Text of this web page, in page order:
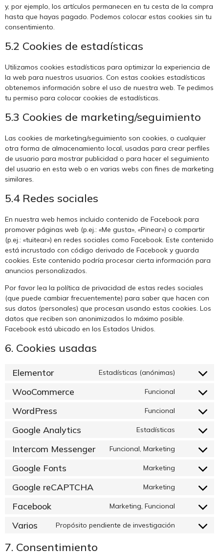
y, por ejemplo, los artículos permanecen en tu cesta de la compra
hasta que hayas pagado. Podemos colocar estas cookies sin tu
consentimiento.
5.2 Cookies de estadísticas
Utilizamos cookies estadísticas para optimizar la experiencia de
la web para nuestros usuarios. Con estas cookies estadísticas
obtenemos información sobre el uso de nuestra web. Te pedimos
tu permiso para colocar cookies de estadísticas.
5.3 Cookies de marketing/seguimiento
Las cookies de marketing/seguimiento son cookies, o cualquier
otra forma de almacenamiento local, usadas para crear perfiles
de usuario para mostrar publicidad o para hacer el seguimiento
del usuario en esta web o en varias webs con fines de marketing
similares.
5.4 Redes sociales
En nuestra web hemos incluido contenido de Facebook para
promover páginas web (p.ej.: «Me gusta», «Pinear») o compartir
(p.ej.: «tuitear») en redes sociales como Facebook. Este contenido
está incrustado con código derivado de Facebook y guarda
cookies. Este contenido podría procesar cierta información para
anuncios personalizados.
Por favor lea la política de privacidad de estas redes sociales
(que puede cambiar frecuentemente) para saber que hacen con
sus datos (personales) que procesan usando estas cookies. Los
datos que reciben son anonimizados lo máximo posible.
Facebook está ubicado en los Estados Unidos.
6. Cookies usadas
Elementor Estadísticas (anónimas)
WooCommerce Funcional
WordPress Funcional
Google Analytics Estadísticas
Intercom Messenger Funcional, Marketing
Google Fonts Marketing
Google reCAPTCHA Marketing
Facebook Marketing, Funcional
Varios Propósito pendiente de investigación
7. Consentimiento